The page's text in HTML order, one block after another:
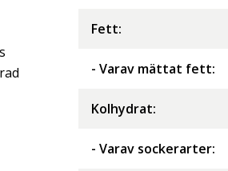
Fett:
- Varav mättat fett:
Kolhydrat:
- Varav sockerarter: